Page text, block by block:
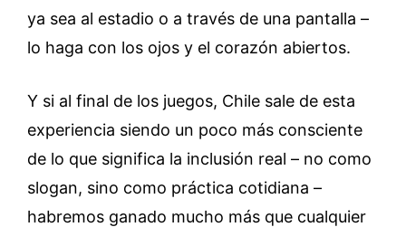
ya sea al estadio o a través de una pantalla –
lo haga con los ojos y el corazón abiertos.
Y si al final de los juegos, Chile sale de esta
experiencia siendo un poco más consciente
de lo que significa la inclusión real – no como
slogan, sino como práctica cotidiana –
habremos ganado mucho más que cualquier